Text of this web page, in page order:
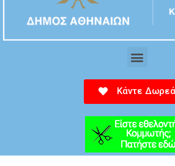
Κάντε Δωρεά